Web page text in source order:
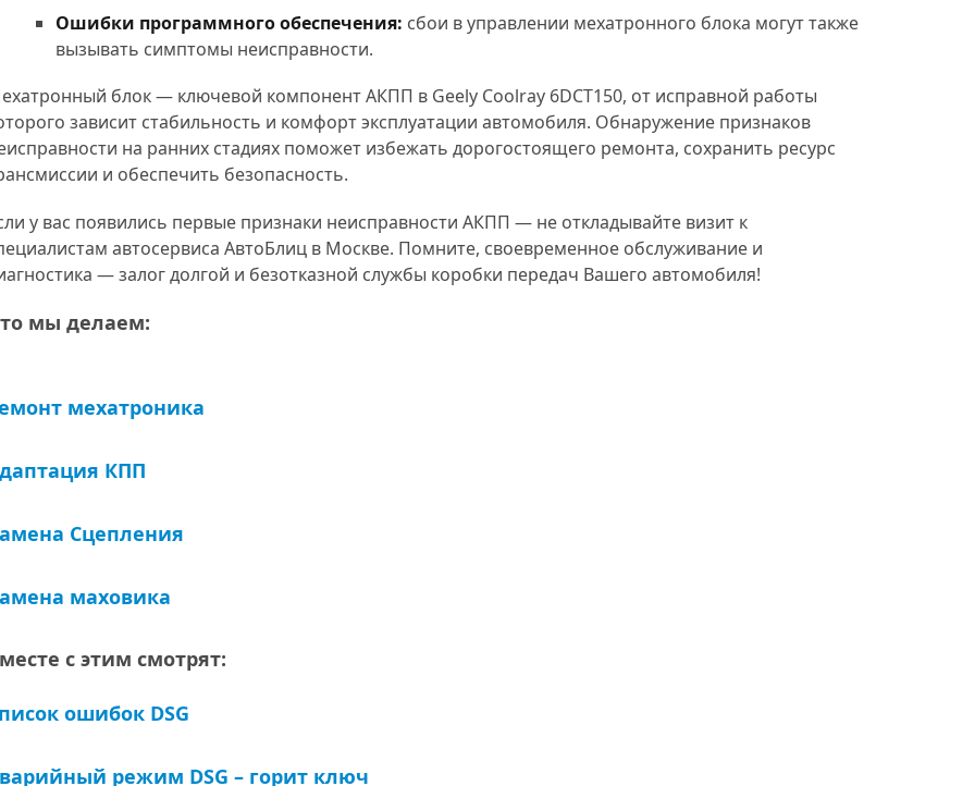
Ошибки программного обеспечения: сбои в управлении мехатронного блока могут также
вызывать симптомы неисправности.
блок — ключевой компонент АКПП в Geely Coolray 6DCT150, от исправной работы
зависит стабильность и комфорт эксплуатации автомобиля. Обнаружение признаков
на ранних стадиях поможет избежать дорогостоящего ремонта, сохранить ресурс
и обеспечить безопасность.
у вас появились первые признаки неисправности АКПП — не откладывайте визит к
автосервиса АвтоБлиц в Москве. Помните, своевременное обслуживание и
— залог долгой и безотказной службы коробки передач Вашего автомобиля!
мы делаем:
мехатроника
КПП
Сцепления
маховика
с этим смотрят:
ошибок DSG
режим DSG – горит ключ